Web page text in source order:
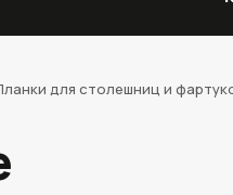
для столешниц и